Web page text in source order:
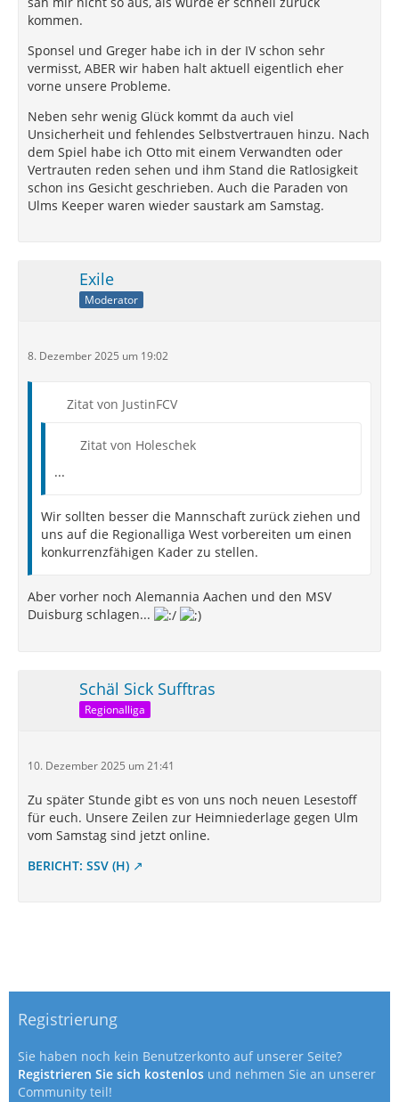
kommen.
Sponsel und Greger habe ich in der IV schon sehr
vermisst, ABER wir haben halt aktuell eigentlich eher
vorne unsere Probleme.
Neben sehr wenig Glück kommt da auch viel
Unsicherheit und fehlendes Selbstvertrauen hinzu. Nach
dem Spiel habe ich Otto mit einem Verwandten oder
Vertrauten reden sehen und ihm Stand die Ratlosigkeit
schon ins Gesicht geschrieben. Auch die Paraden von
Ulms Keeper waren wieder saustark am Samstag.
Exile
Moderator
8. Dezember 2025 um 19:02
Zitat von JustinFCV
Zitat von Holeschek
...
Wir sollten besser die Mannschaft zurück ziehen und
uns auf die Regionalliga West vorbereiten um einen
konkurrenzfähigen Kader zu stellen.
Aber vorher noch Alemannia Aachen und den MSV
Duisburg schlagen...
Schäl Sick Sufftras
Regionalliga
10. Dezember 2025 um 21:41
Zu später Stunde gibt es von uns noch neuen Lesestoff
für euch. Unsere Zeilen zur Heimniederlage gegen Ulm
vom Samstag sind jetzt online.
BERICHT: SSV (H)
Registrierung
Sie haben noch kein Benutzerkonto auf unserer Seite?
Registrieren Sie sich kostenlos und nehmen Sie an unserer
Community teil!